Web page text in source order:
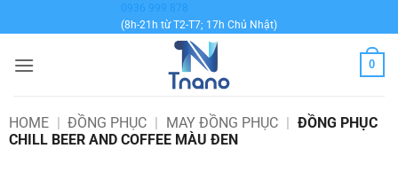
qua
dung
0936 999 878
(8h-21h từ T2-T7; 17h Chủ Nhật)
0
HOME | ĐỒNG PHỤC | MAY ĐỒNG PHỤC | ĐỒNG PHỤC
CHILL BEER AND COFFEE MÀU ĐEN